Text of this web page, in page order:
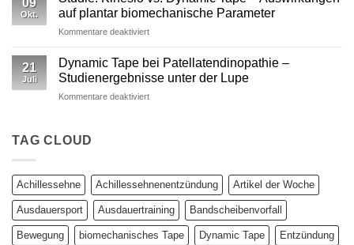
Kinesiotape
–
wissenschaftlich
fundierter
09
Okt.
auf plantar biomechanische Parameter
Kommentare deaktiviertfür
Kinesio
Dynamic
Tape
Parameter
21
Juli
Dynamic Tape bei Patellatendinopathie –
Studienergebnisse unter der Lupe
Kommentare deaktiviertfür
Studienergebnisse
unter
der
TAG CLOUD
Achillessehne Achillessehnenentzündung Artikel der Woche
Ausdauersport Ausdauertraining Bandscheibenvorfall
Bewegung biomechanisches Tape Dynamic Tape Entzündung